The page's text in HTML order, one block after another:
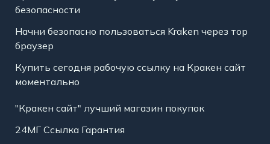
безопасности
Начни безопасно пользоваться Kraken через тор
браузер
Купить сегодня рабочую ссылку на Кракен сайт
моментально
"Кракен сайт" лучший магазин покупок
24МГ Ссылка Гарантия